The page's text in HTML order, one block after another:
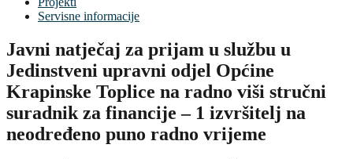
Servisne informacije
Javni natječaj za prijam u službu u
Jedinstveni upravni odjel Općine
Krapinske Toplice na radno viši stručni
suradnik za financije – 1 izvršitelj na
neodređeno puno radno vrijeme